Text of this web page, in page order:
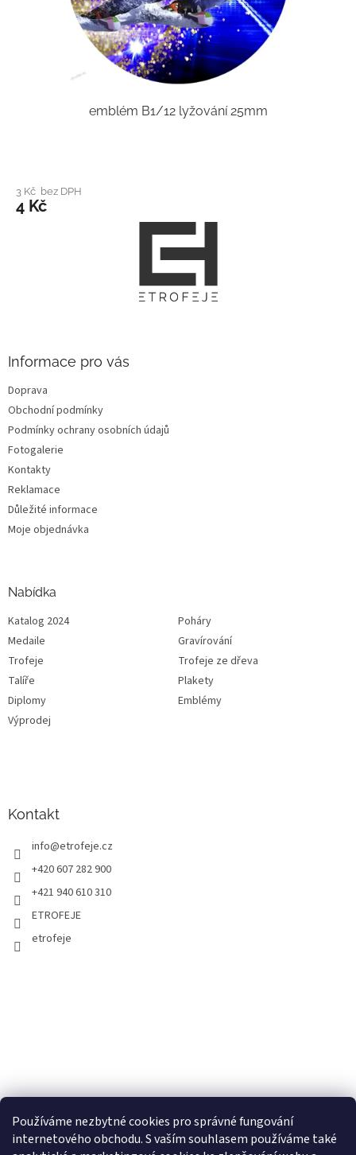
Používáme nezbytné cookies pro správné fungování
internetového obchodu. S vaším souhlasem používáme také
emblém B1/12 lyžování 25mm
3 Kč bez DPH
4 Kč
Informace pro vás
Doprava
Obchodní podmínky
Podmínky ochrany osobních údajů
Fotogalerie
Kontakty
Reklamace
Důležité informace
Moje objednávka
Nabídka
Katalog 2024
Poháry
Medaile
Gravírování
Trofeje
Trofeje ze dřeva
Talíře
Plakety
Diplomy
Emblémy
Výprodej
Kontakt
info@etrofeje.cz
+420 607 282 900
+421 940 610 310
ETROFEJE
etrofeje